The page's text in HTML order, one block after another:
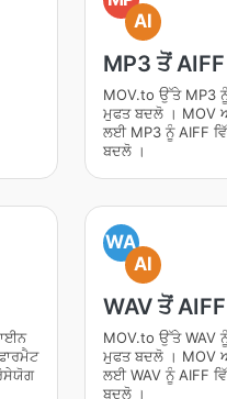
AI
MP3 ਤੋਂ AIFF
MOV.to ਉੱਤੇ MP3
ਮੁਫਤ ਬਦਲੋ । MOV
ਲਈ MP3 ਨੂੰ AIFF
ਬਦਲੋ ।
WA
AI
WAV ਤੋਂ AIFF
MOV.to ਉੱਤੇ WAV
ਮੁਫਤ ਬਦਲੋ । MOV
ਲਈ WAV ਨੂੰ AIFF
ਬਦਲੋ ।